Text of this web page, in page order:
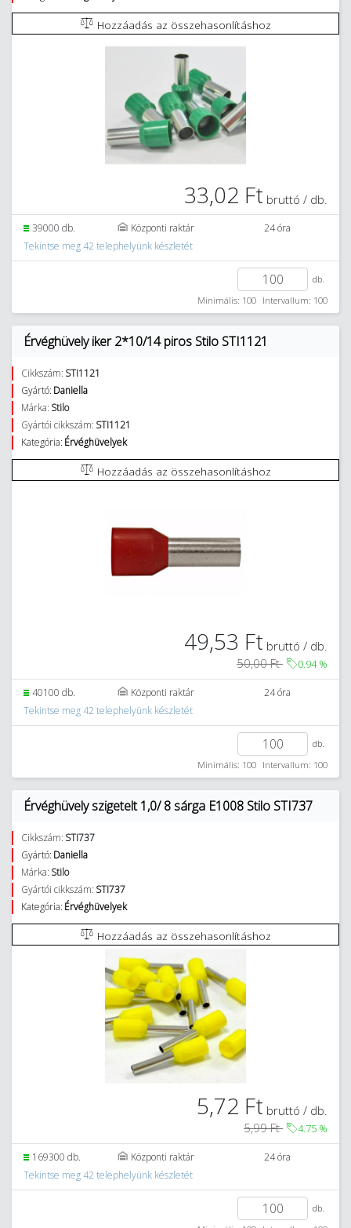
Hozzáadás az összehasonlításhoz
33,02 Ft bruttó / db.
39000 db. Központi raktár
24 óra
Tekintse meg 42 telephelyünk készletét
db.
Minimális: 100 Intervallum: 100
Érvéghüvely iker 2*10/14 piros Stilo STI1121
Cikkszám: STI1121
Gyártó: Daniella
Márka: Stilo
Gyártói cikkszám: STI1121
Kategória: Érvéghüvelyek
Hozzáadás az összehasonlításhoz
49,53 Ft bruttó / db.
50,00 Ft
0.94%
40100 db. Központi raktár
24 óra
Tekintse meg 42 telephelyünk készletét
db.
Minimális: 100 Intervallum: 100
Érvéghüvely szigetelt 1,0/ 8 sárga E1008 Stilo STI737
Cikkszám: STI737
Gyártó: Daniella
Márka: Stilo
Gyártói cikkszám: STI737
Kategória: Érvéghüvelyek
Hozzáadás az összehasonlításhoz
5,72 Ft bruttó / db.
5,99 Ft
4.75 %
169300 db. Központi raktár
24 óra
Tekintse meg 42 telephelyünk készletét
db.